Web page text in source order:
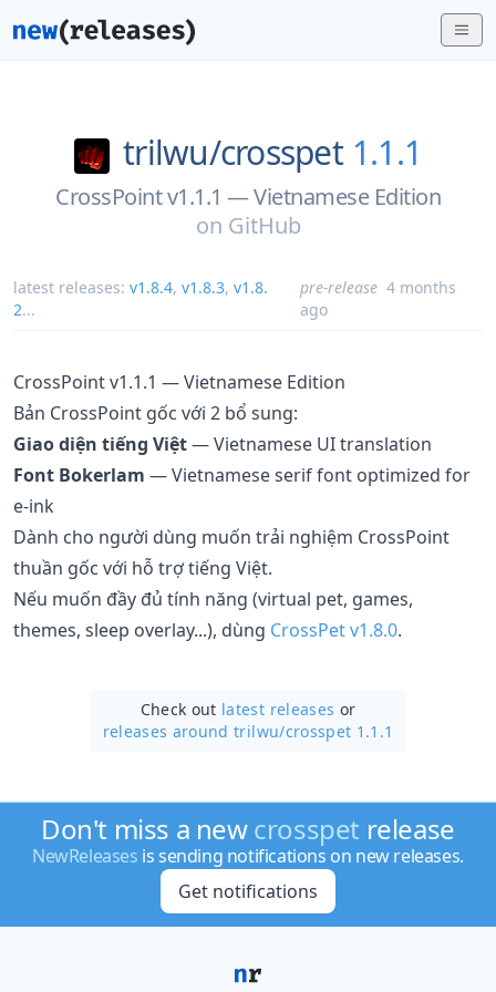
trilwu/crosspet 1.1.1
CrossPoint v1.1.1 — Vietnamese Edition
on GitHub
latest releases: v1.8.4, v1.8.3, v1.8.
2...
pre-release 4 months
ago
CrossPoint v1.1.1 — Vietnamese Edition
Bản CrossPoint gốc với 2 bổ sung:
Giao diện tiếng Việt— Vietnamese UI translation
Font Bokerlam — Vietnamese serif font optimized for
e-ink
Dành cho người dùng muốn trải nghiệm CrossPoint
thuần gốc với hỗ trợ tiếng Việt.
Nếu muốn đầy đủ tính năng (virtual pet, games,
themes, sleep overlay...), dùng CrossPet v1.8.0.
Check out latest releases or
releases around trilwu/crosspet 1.1.1
Don't miss a newcrosspet release
NewReleases is sending notifications on new releases.
Get notifications